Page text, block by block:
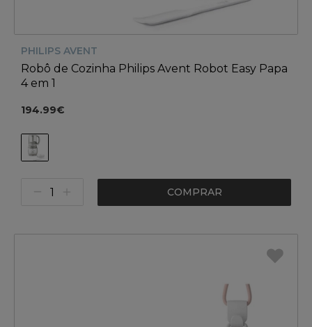
PHILIPS AVENT
Robô de Cozinha Philips Avent Robot Easy Papa
4 em 1
194.99€
COMPRAR